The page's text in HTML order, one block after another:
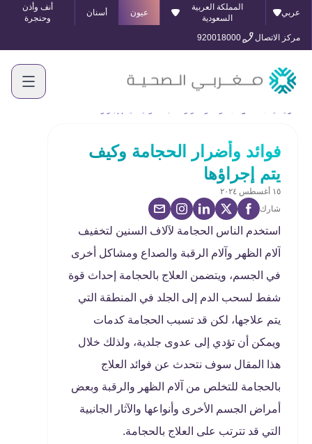
عربي
المملكة العربية
السعودية
عيون أسنان
أنف وأذن
وحنجرة
مركز الاتصال
920018000
فوائد وأضرار الحجامة وكيف
يتم إجراؤها
١٥ أغسطس ٢٠٢٤
شارك
استخدم الناس الحجامة لآلاف السنين لتخفيف
آلام الظهر وآلام الرقبة والصداع ومشاكل أخرى
في الجسم، ويتضمن العلاج بالحجامة إحداث قوة
شفط لسحب الدم إلى الجلد في المنطقة التي
يتم علاجها، لكن قد تسبب الحجامة كدمات
ويمكن أن تؤدي إلى عدوى جلدية، ولذلك خلال
هذا المقال سوف نتحدث عن فوائد العلاج
بالحجامة للتخلص من آلام الظهر والرقبة وبعض
أمراض الجسم الأخرى وأنواعها والآثار الجانبية
التي قد تترتب على العلاج بالحجامة.